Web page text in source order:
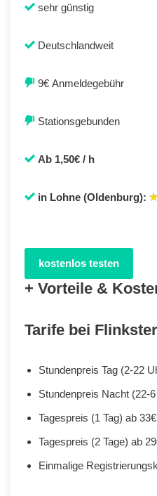
sehr günstig
Deutschlandweit
9€ Anmeldegebühr
Stationsgebunden
Ab 1,50€ / h
in Lohne (Oldenburg):
kostenlos testen
+ Vorteile &
Tarife bei Flinkster
Stundenpreis Tag (2-22
Stundenpreis Nacht (22-
Tagespreis (1 Tag) ab 33€
Tagespreis (2 Tage) ab
Einmalige